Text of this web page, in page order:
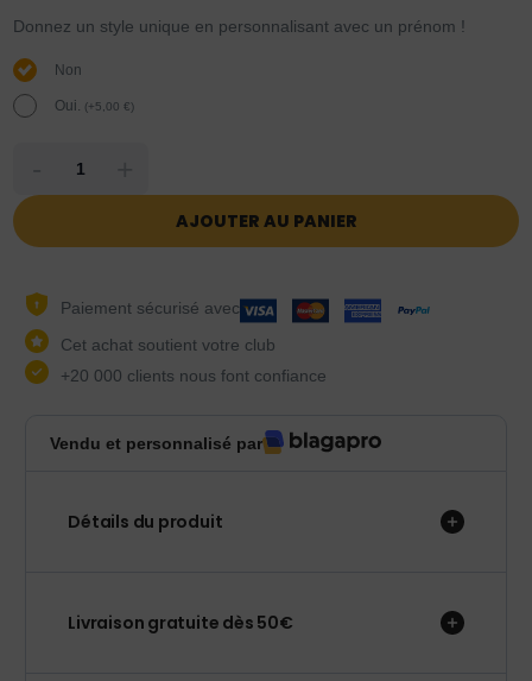
Donnez un style unique en personnalisant avec un prénom !
Non
Oui. (+5,00€)
AJOUTER AU PANIER
Paiement sécurisé avec
Cet achat soutient votre club
+20 000 clients nous font confiance
Vendu et personnalisé par
Détails du produit
Livraison gratuite dès 50€